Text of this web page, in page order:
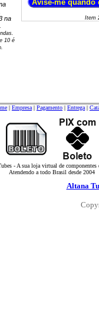
na
10 é
Item
| Empresa | Pagamento | Entrega |
- A sua loja virtual de componentes
Atendendo a todo Brasil desde 2004
Altana